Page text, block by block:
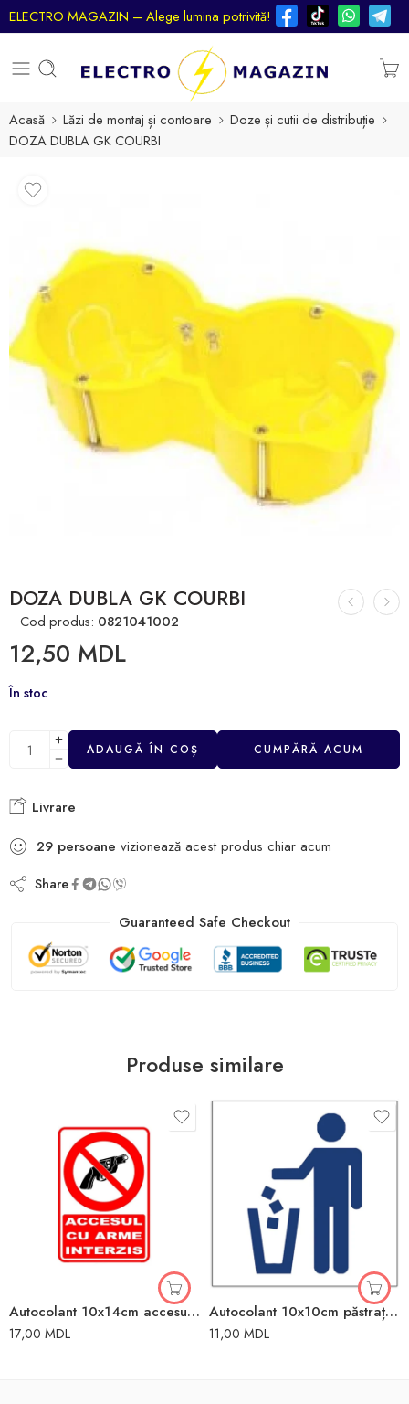
ELECTRO MAGAZIN – Alege lumina potrivită!
Acasă Lăzi de montaj și contoare
Doze și cutii de distribuție
DOZA DUBLA GK COURBI
DOZA DUBLA GK COURBI
Cod produs: 0821041002
12,50 MDL
În stoc
ADAUGĂ ÎN COȘ CUMPĂRĂ ACUM
Livrare
29 persoane vizionează acest produs chiar acum
Share
Guaranteed Safe Checkout
Produse similare
Autocolant 10x14cm accesul cu arme interzis
17,00 MDL
Autocolant 10x10cm păstrați curățenia
11,00 MDL